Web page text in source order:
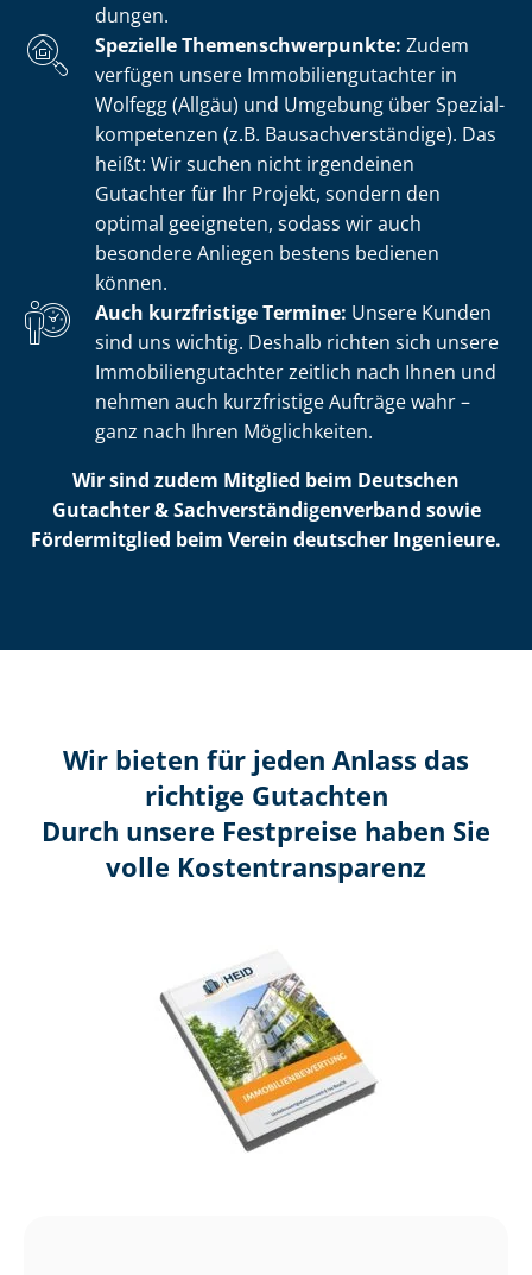
dun­gen.
Spezielle The­men­schwer­punk­te: Zudem
verfügen unsere Im­mo­bi­li­en­gut­ach­ter in
Wolfegg (Allgäu) und Umgebung über Spe­zi­al­
kom­pe­ten­zen (z.B. Bau­sach­ver­stän­di­ge). Das
heißt: Wir suchen nicht irgendeinen
Gutachter für Ihr Projekt, sondern den
optimal geeigneten, sodass wir auch
besondere Anliegen bestens bedienen
können.
Auch kurzfristige Termine: Unsere Kunden
sind uns wichtig. Deshalb richten sich unsere
Im­mo­bi­li­en­gut­ach­ter zeitlich nach Ihnen und
nehmen auch kurzfristige Aufträge wahr –
ganz nach Ihren Möglichkeiten.
Wir sind zudem Mitglied beim Deutschen
Gutachter & Sach­ver­stän­di­gen­ver­band sowie
Fördermitglied beim Verein deutscher Ingenieure.
Wir bieten für jeden Anlass das
richtige Gutachten
Durch unsere Festpreise haben Sie
volle Kosten­transparenz